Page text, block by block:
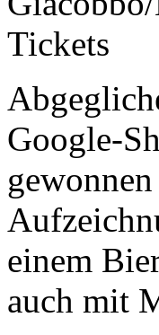
Google-
einem
auch mit